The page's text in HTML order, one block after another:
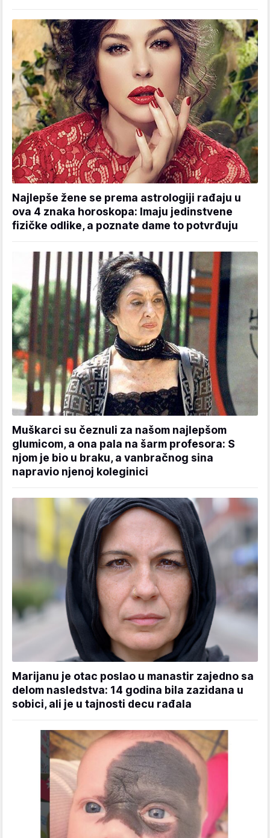
Najlepše žene se prema astrologiji rađaju u
ova 4 znaka horoskopa: Imaju jedinstvene
fizičke odlike, a poznate dame to potvrđuju
Muškarci su čeznuli za našom najlepšom
glumicom, a ona pala na šarm profesora: S
njom je bio u braku, a vanbračnog sina
napravio njenoj koleginici
Marijanu je otac poslao u manastir zajedno sa
delom nasledstva: 14 godina bila zazidana u
sobici, ali je u tajnosti decu rađala